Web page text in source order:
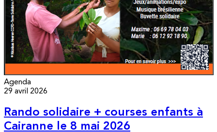
Agenda
29 avril 2026
Rando solidaire + courses enfants à
Cairanne le 8 mai 2026